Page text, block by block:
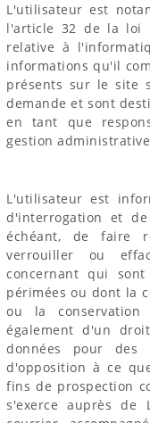
L'utilisateur est
l'article 32 de la loi
relative à
informations qu'il
présents sur le site
demande et sont
en tant que
gestion
L'utilisateur est
d'interrogation et
échéant, de faire
verrouiller ou
concernant qui sont
périmées ou dont la
ou la conservation
également d'un
données pour
d'opposition à ce
fins de prospection
s'exerce auprès de